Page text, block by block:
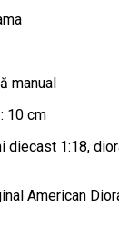
manual
10 cm
diecast 1:18,
American